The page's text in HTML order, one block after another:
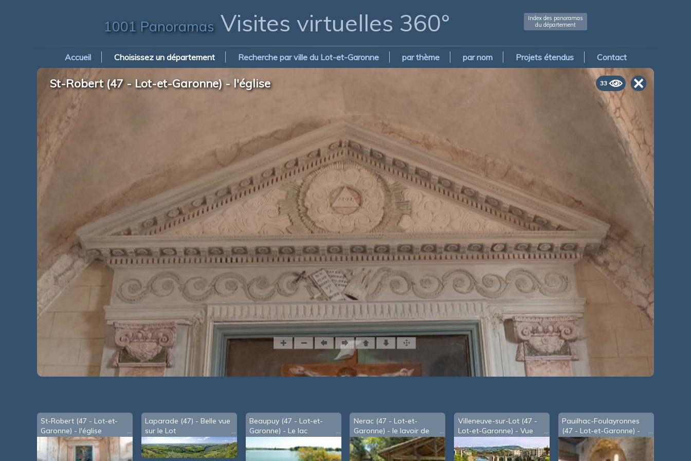
1001 PanoramasVisites virtuelles 360°
Index des panoramas
du département
Accueil Choisissez un département Recherche par ville du Lot-et-Garonne par thème par nom Projets étendus Contact
33
St-Robert (47 - Lot-et-Garonne) - l'église
St-Robert (47 - Lot-et-
Garonne) - l'église
Laparade (47) - Belle vue
sur le Lot
Beaupuy (47 - Lot-et-
Garonne) - Le lac
Nerac (47 - Lot-et-
Garonne) - le lavoir de
Nazareth
Villeneuve-sur-Lot (47 -
Lot-et-Garonne) - Vue
Bastérou
Pauilhac-Foulayronnes
(47 - Lot-et-Garonne) -
église St-Jacques - XIIIe
s.